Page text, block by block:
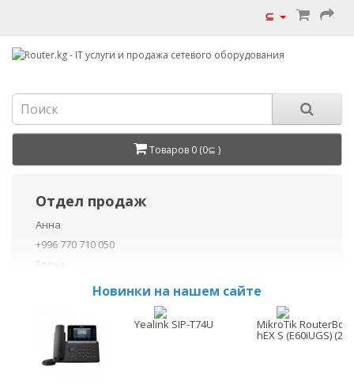
⊆
Товаров 0 (0⊆ )
Отдел продаж
Анна
+996 770 710 050
Елена
+996 770 710 040
+996 775 710 060
+996 500 710 060
Новинки на нашем сайте
Yealink SIP-T74U MikroTik
hEX S (E60iUGS)